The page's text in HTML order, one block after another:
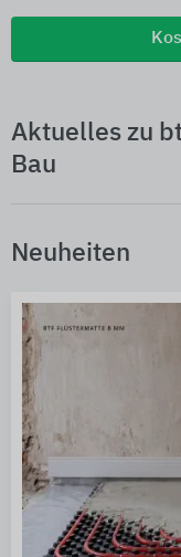
Aktuelles zu
Bau
Neuheiten